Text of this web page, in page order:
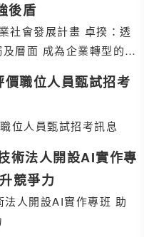
後盾
社會發展計畫 卓揆：透
層面 成為企業轉型的最
職位人員甄試招考
位人員甄試招考訊息
術法人開設AI實作專
競爭力
法人開設AI實作專班 助